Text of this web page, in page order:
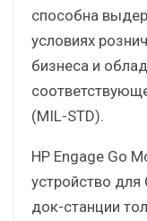
способна
условиях
бизнеса и
(MIL-STD).
HP Engage Go
устройство для
док-станции